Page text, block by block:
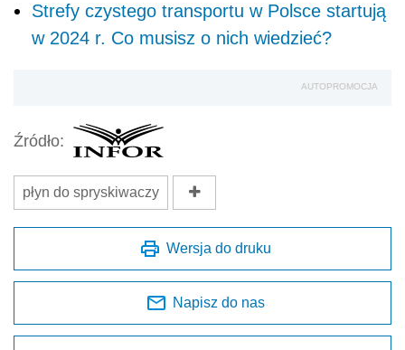
Strefy czystego transportu w Polsce startują
w 2024 r. Co musisz o nich wiedzieć?
AUTOPROMOCJA
Źródło:
płyn do spryskiwaczy
Wersja do druku
Napisz do nas